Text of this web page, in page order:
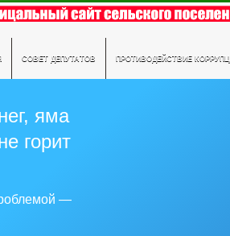
СОВЕТ ДЕПУТАТОВ ПРОТИВОДЕЙСТВИЕ
яма
горит
—